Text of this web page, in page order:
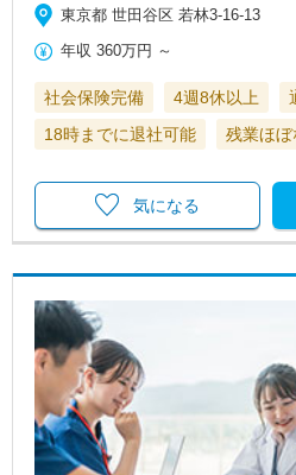
東京都 世田谷区 若林3-16-13
年収 360万円 ～
社会保険完備 4週8休以上
18時までに退社可能
残業ほぼ
気になる